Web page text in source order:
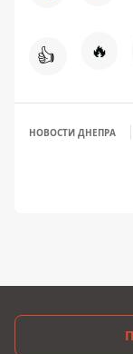
👍 🔥
НОВОСТИ ДНЕПРА